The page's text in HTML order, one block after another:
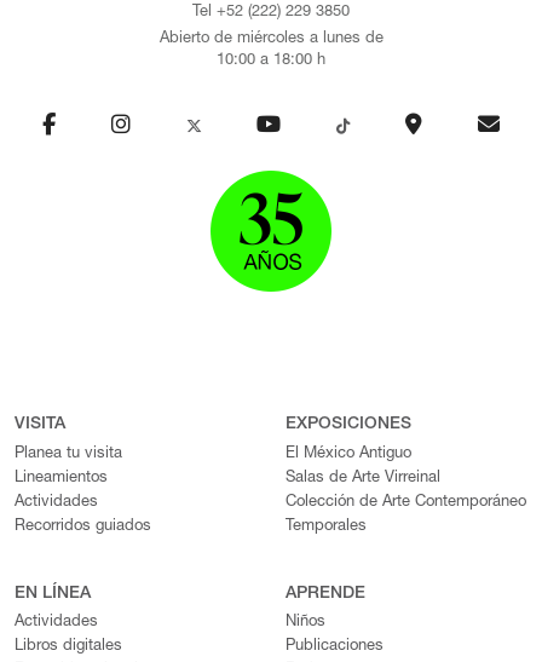
Tel +52 (222) 229 3850
Abierto de miércoles a lunes de
10:00 a 18:00 h
VISITA
Planea tu visita
Lineamientos
Actividades
Recorridos guiados
EXPOSICIONES
El México Antiguo
Salas de Arte Virreinal
Colección de Arte Contemporáneo
Temporales
EN LÍNEA
Actividades
Libros digitales
APRENDE
Niños
Publicaciones